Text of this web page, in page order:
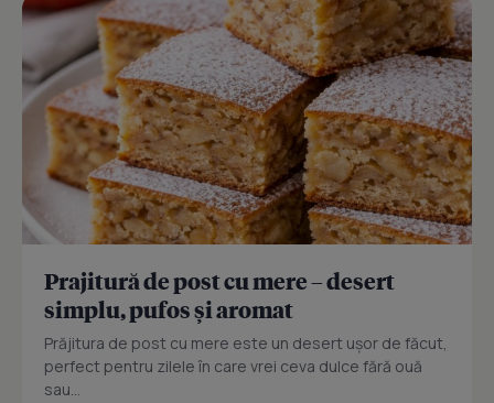
Prajitură de post cu mere – desert
simplu, pufos și aromat
Prăjitura de post cu mere este un desert ușor de făcut,
perfect pentru zilele în care vrei ceva dulce fără ouă
sau...